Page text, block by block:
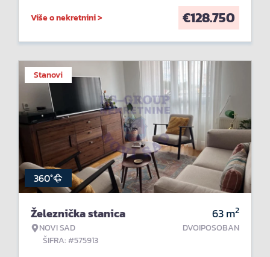
Više o nekretnini > €128.750
Stanovi
360°
Železnička stanica
NOVI SAD
ŠIFRA: #575913
63m2
DVOIPOSOBAN